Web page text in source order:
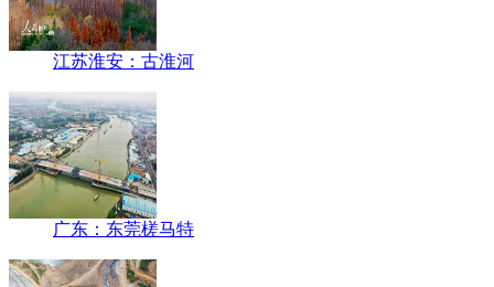
江苏淮安：古淮河
广东：东莞槎马特